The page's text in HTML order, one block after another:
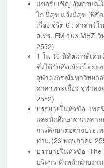
แขกรับเชิญ สัมภาษณ์
ไก่ มีสุข แจ้งมีสุข (พิธี
เรื่อง จริต 6 : ศาสตร์
ส.ทร. FM 106 MHZ
2552)
1 ใน 10 นิสิตเก่าดีเด่
ซึ่งได้รับคัดเลือกโดยอ
จุฬาลงกรณ์มหาวิทยา
ศาลาพระเกี้ยว จุฬาล
2552)
บรรยายในหัวข้อ “เทค
และนักศึกษาจากหลา
การศึกษาต่อต่างประเ
ท่าน (23 พฤษภาคม
บรรยายในหัวข้อ “The
บริหาร หัวหน้าฝ่ายงา